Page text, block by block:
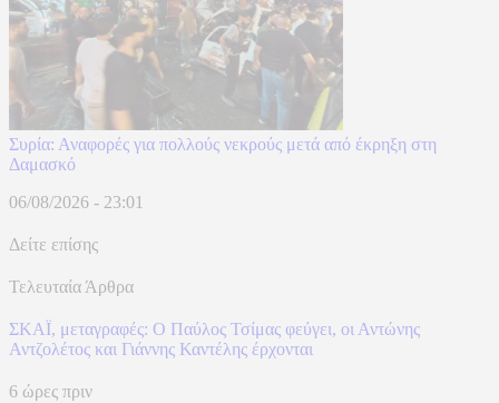
Συρία: Αναφορές για πολλούς νεκρούς μετά από έκρηξη στη
Δαμασκό
06/08/2026 - 23:01
Δείτε επίσης
Τελευταία Άρθρα
ΣΚΑΪ, μεταγραφές: Ο Παύλος Τσίμας φεύγει, οι Αντώνης
Αντζολέτος και Γιάννης Καντέλης έρχονται
6 ώρες πριν